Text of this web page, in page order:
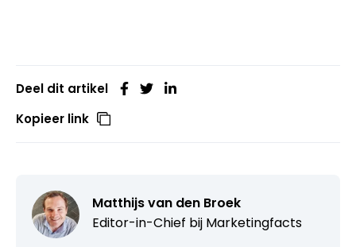
Deel dit artikel
Kopieer link
Matthijs van den Broek
Editor-in-Chief bij Marketingfacts